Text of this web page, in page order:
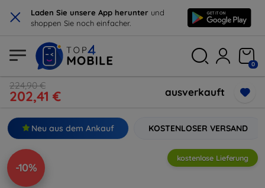
× Laden Sie unsere App herunter und
shoppen Sie noch einfacher.
0
224,90 €
202,41 € ausverkauft
Neu aus dem Ankauf KOSTENLOSER VERSAND
-10%
kostenlose Lieferung